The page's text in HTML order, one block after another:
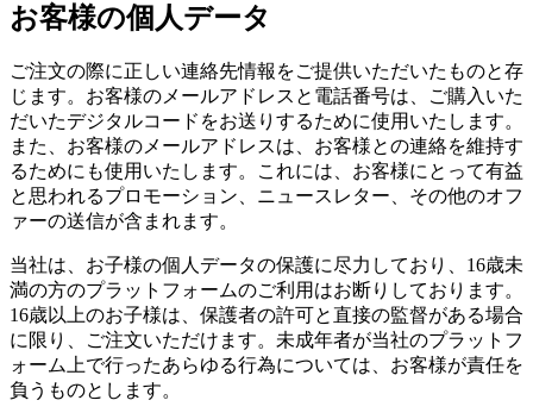
お客様の個人データ
ご注文の際に正しい連絡先情報をご提供いただいたものと存
じます。お客様のメールアドレスと電話番号は、ご購入いた
だいたデジタルコードをお送りするために使用いたします。
また、お客様のメールアドレスは、お客様との連絡を維持す
るためにも使用いたします。これには、お客様にとって有益
と思われるプロモーション、ニュースレター、その他のオフ
ァーの送信が含まれます。
当社は、お子様の個人データの保護に尽力しており、16歳未
満の方のプラットフォームのご利用はお断りしております。
16歳以上のお子様は、保護者の許可と直接の監督がある場合
に限り、ご注文いただけます。未成年者が当社のプラットフ
ォーム上で行ったあらゆる行為については、お客様が責任を
負うものとします。